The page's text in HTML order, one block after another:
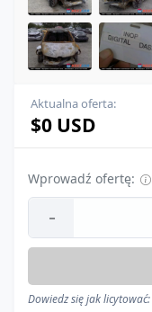
Aktualna oferta:
$0 USD
Wprowadź ofertę:
-
Dowiedz się jak licytować: